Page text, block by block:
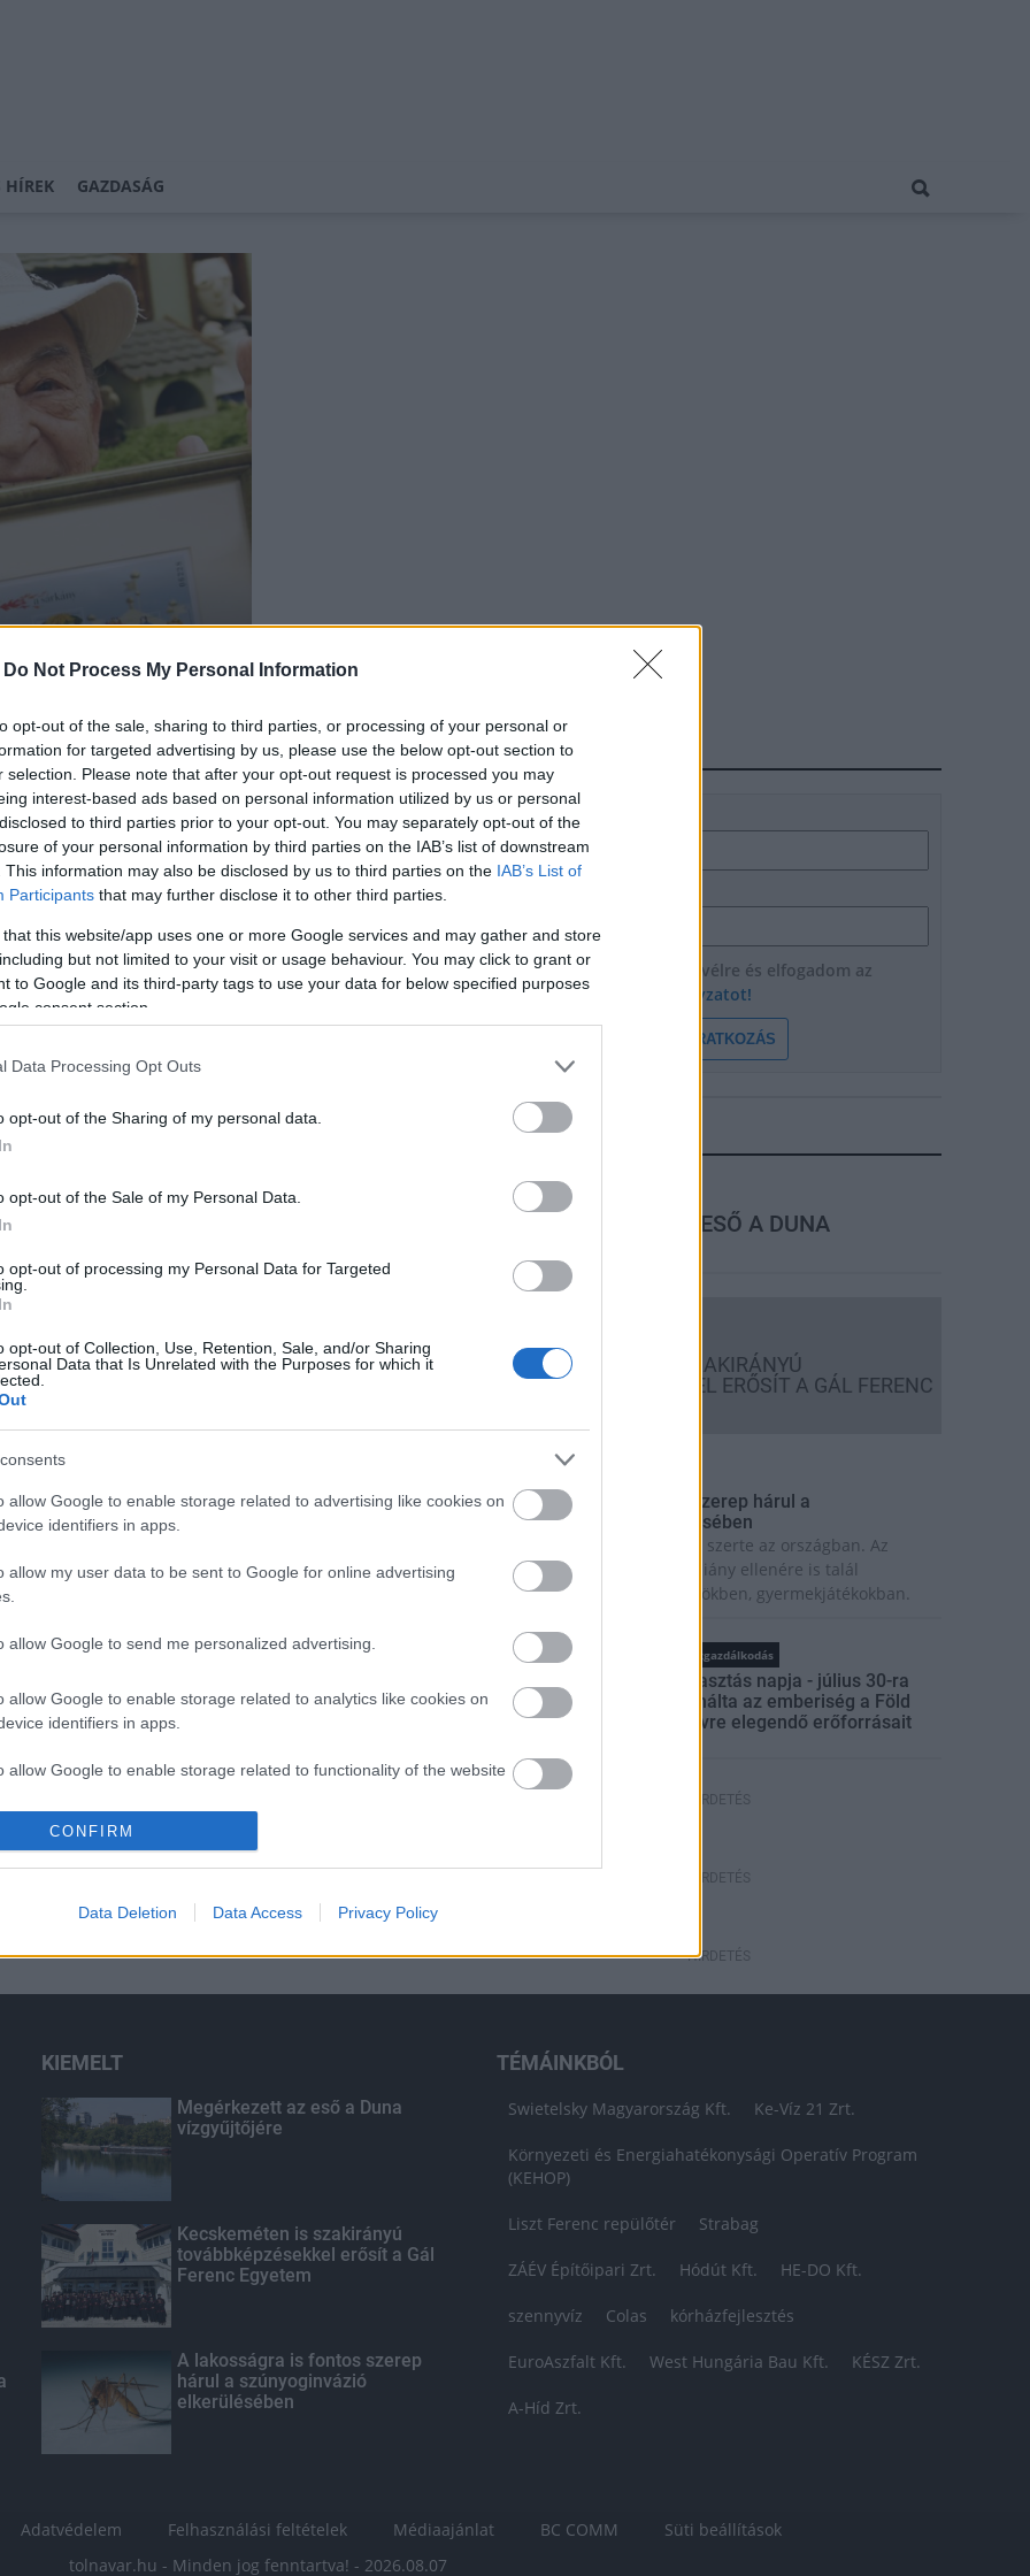
Do Not Process My Personal Information
opt-out of the sale, sharing to third parties, or processing of your personal or
for targeted advertising by us, please use the below opt-out section to
selection. Please note that after your opt-out request is processed you may
interest-based ads based on personal information utilized by us or personal
to third parties prior to your opt-out. You may separately opt-out of the
of your personal information by third parties on the IAB’s list of downstream
This information may also be disclosed by us to third parties on the IAB’s List of
Participants that may further disclose it to other third parties.
that this website/app uses one or more Google services and may gather and store
but not limited to your visit or usage behaviour. You may click to grant or
to Google and its third-party tags to use your data for below specified purposes
consent section.
Data Processing Opt Outs
opt-out of the Sharing of my personal data.
opt-out of the Sale of my Personal Data.
opt-out of processing my Personal Data for Targeted
opt-out of Collection, Use, Retention, Sale, and/or Sharing
Data that Is Unrelated with the Purposes for which it
allow Google to enable storage related to advertising like cookies on
identifiers in apps.
allow my user data to be sent to Google for online advertising
allow Google to send me personalized advertising.
allow Google to enable storage related to analytics like cookies on
identifiers in apps.
allow Google to enable storage related to functionality of the website
allow Google to enable storage related to personalization.
functionality and fraud prevention, and other user protection.
CONFIRM
Data Deletion Data Access Privacy Policy
HÍREK GAZDASÁG
HÍRLEVÉL
Név
Feliratkozom a hírlevélre és elfogadom az
adatvédelmi szabályzatot!
FELIRATKOZÁS
LEGFRISSEBB
Országos hírek
MEGÉRKEZETT AZ ESŐ A DUNA
KECSKEMÉTEN IS SZAKIRÁNYÚ
TOVÁBBKÉPZÉSEKKEL ERŐSÍT A GÁL FERENC
Országos hírek
A lakosságra is fontos szerep hárul a
szúnyoginvázió elkerülésében
Folytatódik a szúnyogírtás szerte az országban. Az
ázsiai tigrisszúnyog a vízhiány ellenére is talál
szaporodási helyet a vödrökben, gyermekjátékokban.
Országos hírek vízgazdálkodás
Túlfogyasztás napja - július 30-ra
felhasználta az emberiség a Föld
egész évre elegendő erőforrásait
HIRDETÉS
HIRDETÉS
HIRDETÉS
KIEMELT
Megérkezett az eső a Duna
vízgyűjtőjére
Kecskeméten is szakirányú
továbbképzésekkel erősít a Gál
Ferenc Egyetem
A lakosságra is fontos szerep
hárul a szúnyoginvázió
elkerülésében
TÉMÁINKBÓL
Swietelsky Magyarország Kft. Ke-Víz 21 Zrt.
Környezeti és Energiahatékonysági Operatív Program
(KEHOP)
Liszt Ferenc repülőtér Strabag
ZÁÉV Építőipari Zrt. Hódút Kft. HE-DO Kft.
szennyvíz Colas kórházfejlesztés
EuroAszfalt Kft. West Hungária Bau Kft. KÉSZ Zrt.
A-Híd Zrt.
Adatvédelem Felhasználási feltételek Médiaajánlat BC COMM
Süti beállítások
tolnavar.hu - Minden jog fenntartva! - 2026.08.07